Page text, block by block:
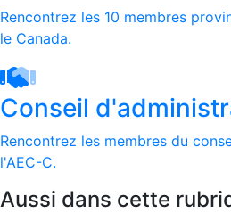
Rencontrez les 10 membres
le Canada.
Conseil
Rencontrez les membres du
l'AEC-C.
Aussi dans cette